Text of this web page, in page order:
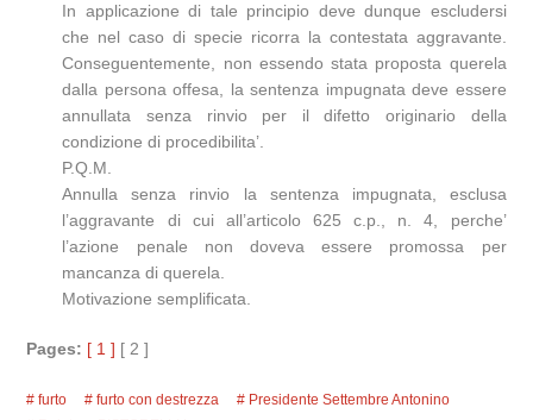
In applicazione di tale principio deve dunque escludersi
che nel caso di specie ricorra la contestata aggravante.
Conseguentemente, non essendo stata proposta querela
dalla persona offesa, la sentenza impugnata deve essere
annullata senza rinvio per il difetto originario della
condizione di procedibilita’.
P.Q.M.
Annulla senza rinvio la sentenza impugnata, esclusa
l’aggravante di cui all’articolo 625 c.p., n. 4, perche’
l’azione penale non doveva essere promossa per
mancanza di querela.
Motivazione semplificata.
Pages: [ 1 ] [ 2 ]
furto furto con destrezza
Presidente Settembre Antonino